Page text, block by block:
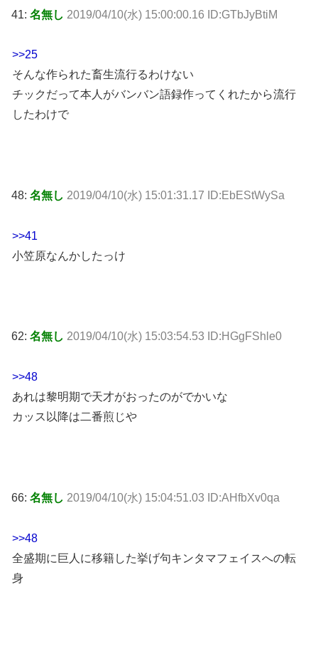
41: 名無し 2019/04/10(水) 15:00:00.16 ID:GTbJyBtiM
>>25
そんな作られた畜生流行るわけない
チックだって本人がバンバン語録作ってくれたから流行
したわけで
48: 名無し 2019/04/10(水) 15:01:31.17 ID:EbEStWySa
>>41
小笠原なんかしたっけ
62: 名無し 2019/04/10(水) 15:03:54.53 ID:HGgFShle0
>>48
あれは黎明期で天才がおったのがでかいな
カッス以降は二番煎じや
66: 名無し 2019/04/10(水) 15:04:51.03 ID:AHfbXv0qa
>>48
全盛期に巨人に移籍した挙げ句キンタマフェイスへの転
身